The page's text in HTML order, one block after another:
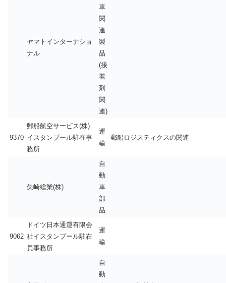
ヤマトインターナショ
ナル
車
関
連
製
品
(接
着
剤
関
連)
9370
郵船航空サービス(株)
イスタンブール駐在事
務所
運
輸
郵船ロジスティクスの関連
矢崎総業(株)
自
動
車
部
品
9062
ドイツ日本通運有限会
社イスタンブール駐在
員事務所
運
輸
自
動